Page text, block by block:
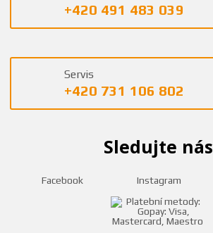
+420 491 483 039
Servis
+420 731 106 802
Sledujte nás
Facebook Instagram